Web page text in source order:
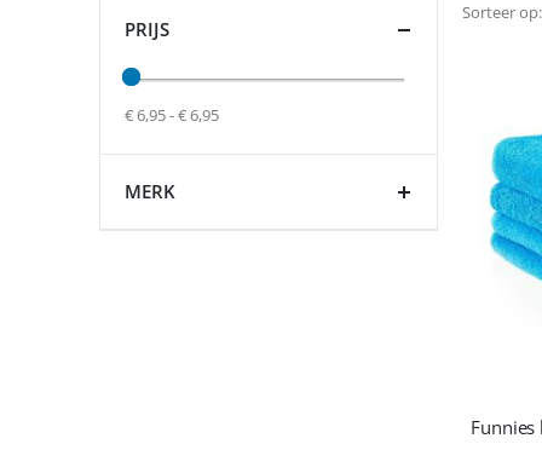
Sorteer op
Funnies
PRIJS
€ 6,95 - € 6,95
MERK